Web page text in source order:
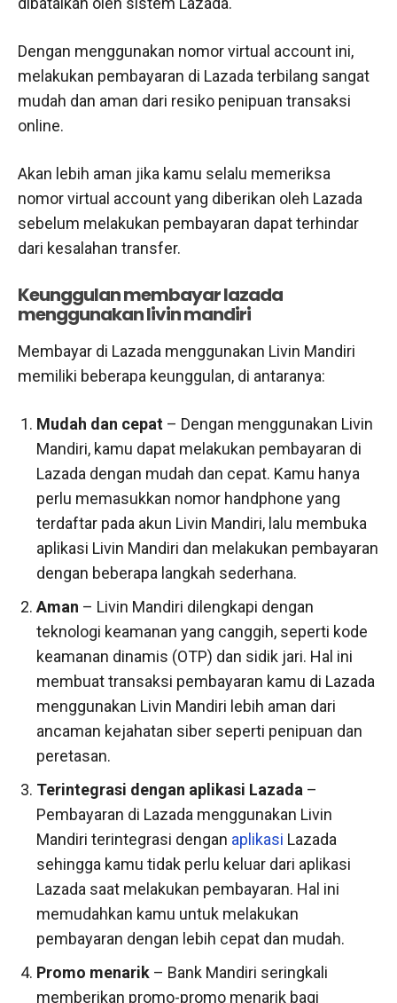
Dengan menggunakan nomor virtual account ini,
melakukan pembayaran di Lazada terbilang sangat
mudah dan aman dari resiko penipuan transaksi
online.
Akan lebih aman jika kamu selalu memeriksa
nomor virtual account yang diberikan oleh Lazada
sebelum melakukan pembayaran dapat terhindar
dari kesalahan transfer.
Keunggulan membayar lazada
menggunakan livin mandiri
Membayar di Lazada menggunakan Livin Mandiri
memiliki beberapa keunggulan, di antaranya:
Mudah dan cepat – Dengan menggunakan Livin
Mandiri, kamu dapat melakukan pembayaran di
Lazada dengan mudah dan cepat. Kamu hanya
perlu memasukkan nomor handphone yang
terdaftar pada akun Livin Mandiri, lalu membuka
aplikasi Livin Mandiri dan melakukan pembayaran
dengan beberapa langkah sederhana.
Aman – Livin Mandiri dilengkapi dengan
teknologi keamanan yang canggih, seperti kode
keamanan dinamis (OTP) dan sidik jari. Hal ini
membuat transaksi pembayaran kamu di Lazada
menggunakan Livin Mandiri lebih aman dari
ancaman kejahatan siber seperti penipuan dan
peretasan.
Terintegrasi dengan aplikasi Lazada –
Pembayaran di Lazada menggunakan Livin
Mandiri terintegrasi dengan aplikasi Lazada
sehingga kamu tidak perlu keluar dari aplikasi
Lazada saat melakukan pembayaran. Hal ini
memudahkan kamu untuk melakukan
pembayaran dengan lebih cepat dan mudah.
Promo menarik – Bank Mandiri seringkali
memberikan promo-promo menarik bagi